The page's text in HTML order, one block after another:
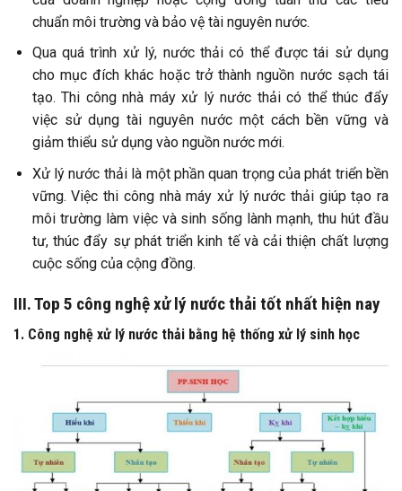
chuẩn môi trường và bảo vệ tài nguyên nước.
Qua quá trình xử lý, nước thải có thể được tái sử dụng
cho mục đích khác hoặc trở thành nguồn nước sạch tái
tạo. Thi công nhà máy xử lý nước thải có thể thúc đẩy
việc sử dụng tài nguyên nước một cách bền vững và
giảm thiểu sử dụng vào nguồn nước mới.
Xử lý nước thải là một phần quan trọng của phát triển bền
vững. Việc thi công nhà máy xử lý nước thải giúp tạo ra
môi trường làm việc và sinh sống lành mạnh, thu hút đầu
tư, thúc đẩy sự phát triển kinh tế và cải thiện chất lượng
cuộc sống của cộng đồng.
III. Top 5 công nghệ xử lý nước thải tốt nhất hiện nay
1. Công nghệ xử lý nước thải bằng hệ thống xử lý sinh học